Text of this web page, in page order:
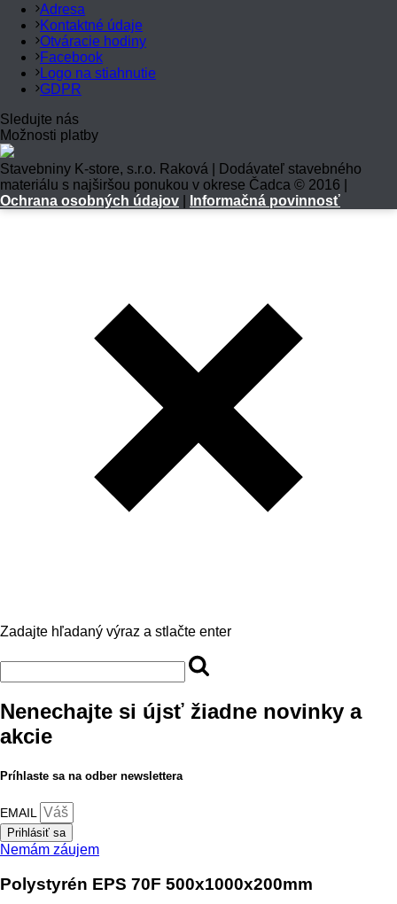
Adresa
Kontaktné údaje
Otváracie hodiny
Facebook
Logo na stiahnutie
GDPR
Sledujte nás
Možnosti platby
Stavebniny K-store, s.r.o. Raková | Dodávateľ stavebného
materiálu s najširšou ponukou v okrese Čadca © 2016 |
Ochrana osobných údajov
Informačná povinnosť
Zadajte hľadaný výraz a stlačte enter
Nenechajte si újsť žiadne novinky a
akcie
Príhlaste sa na odber newslettera
EMAIL
Prihlásiť sa
Nemám záujem
Polystyrén EPS 70F 500x1000x200mm